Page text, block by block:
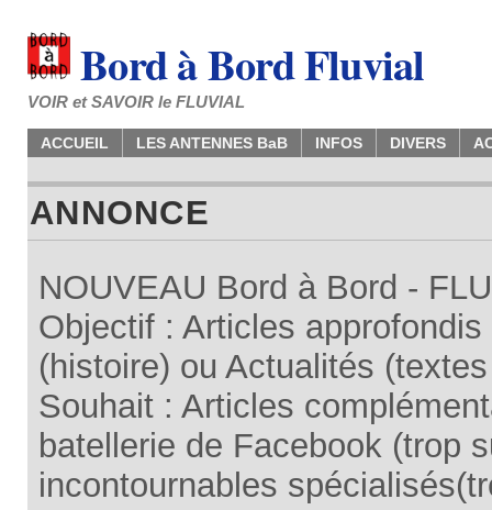
Bord à Bord Fluvial
VOIR et SAVOIR le FLUVIAL
ACCUEIL LES ANTENNES BaB INFOS DIVERS
ANNONCE
NOUVEAU Bord à Bord -
Objectif : Articles
(histoire) ou Actualités
Souhait : Articles
batellerie de Facebook (trop
incontournables